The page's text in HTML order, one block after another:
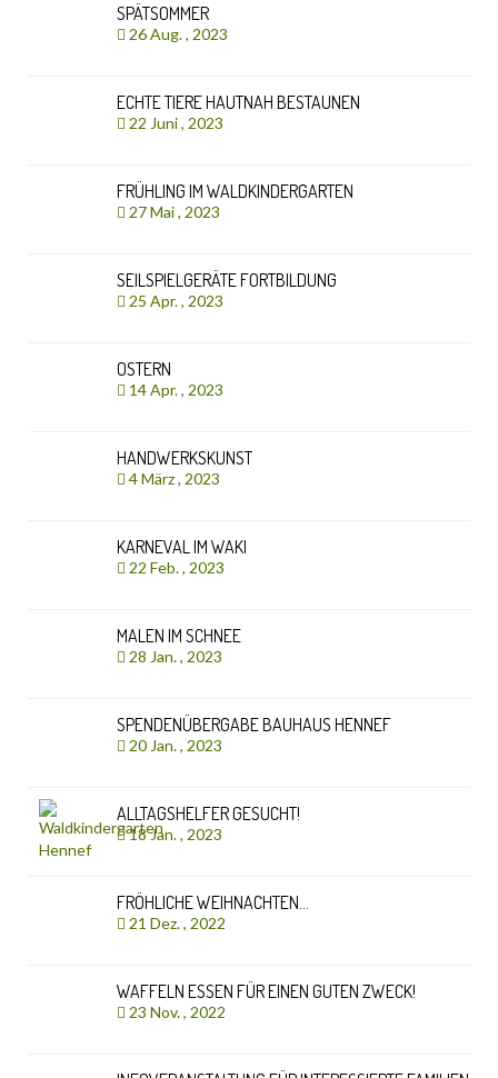
SPÄTSOMMER
26 Aug. , 2023
ECHTE TIERE HAUTNAH BESTAUNEN
22 Juni , 2023
FRÜHLING IM WALDKINDERGARTEN
27 Mai , 2023
SEILSPIELGERÄTE FORTBILDUNG
25 Apr. , 2023
OSTERN
14 Apr. , 2023
HANDWERKSKUNST
4 März , 2023
KARNEVAL IM WAKI
22 Feb. , 2023
MALEN IM SCHNEE
28 Jan. , 2023
SPENDENÜBERGABE BAUHAUS HENNEF
20 Jan. , 2023
ALLTAGSHELFER GESUCHT!
18 Jan. , 2023
FRÖHLICHE WEIHNACHTEN…
21 Dez. , 2022
WAFFELN ESSEN FÜR EINEN GUTEN ZWECK!
23 Nov. , 2022